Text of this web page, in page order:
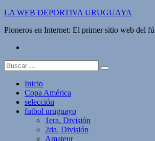
Saltar
contenido
LA WEB DEPORTIVA URUGUAYA
Pioneros en Internet: El primer sitio web del
Buscar:
Inicio
Copa América
selección
futbol uruguayo
1era. División
2da. División
Amateur